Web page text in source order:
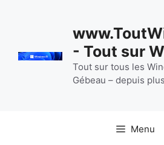
- Tout sur
Tout sur tous les
Gébeau – depuis
Menu